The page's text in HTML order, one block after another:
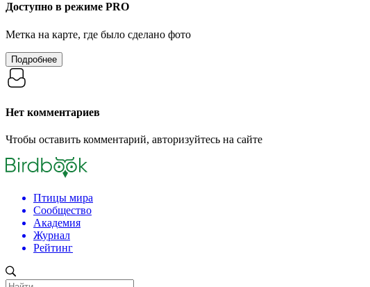
Доступно в режиме PRO
Метка на карте, где было сделано фото
Подробнее
Нет комментариев
Чтобы оставить комментарий, авторизуйтесь на сайте
Птицы мира
Сообщество
Академия
Журнал
Рейтинг